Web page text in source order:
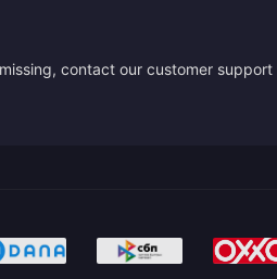
contact our customer support